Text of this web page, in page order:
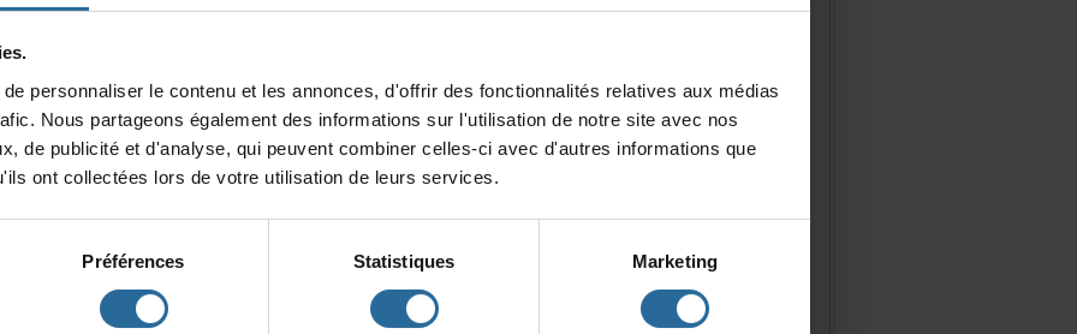
ciavecd'autresinformationsque
Préférences Statistiques Marketing
Enfants